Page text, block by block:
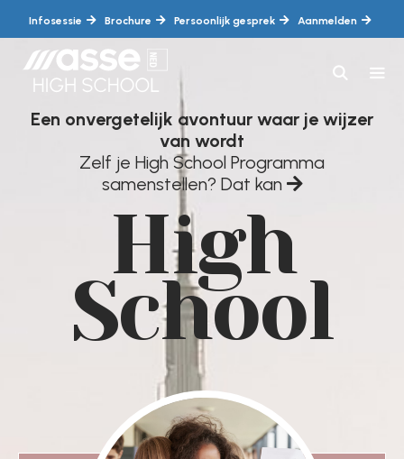
inhoud
Infosessie Brochure Persoonlijk gesprek Aanmelden
Een onvergetelijk avontuur waar je wijzer
van wordt
Zelf je High School Programma
samenstellen? Dat kan
High
School